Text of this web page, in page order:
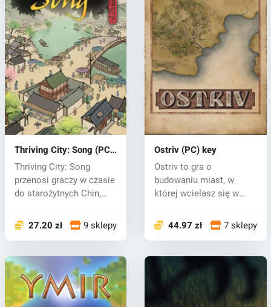
Thriving City: Song (PC)
key
Thriving City: Song
przenosi graczy w czasie
do starożytnych Chin,
27.20 zł 9 sklepy
Ostriv (PC) key
Ostriv to gra o
budowaniu miast, w
której wcielasz się w
44.97 zł 7 sklepy